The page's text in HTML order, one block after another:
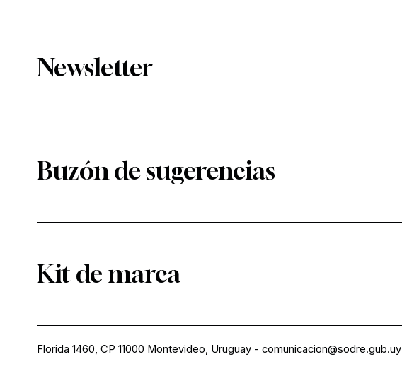
Newsletter
Buzón de sugerencias
Kit de marca
Florida 1460, CP 11000 Montevideo, Uruguay - comunicacion@sodre.gub.uy